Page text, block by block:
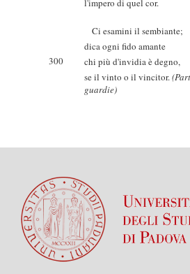
l'impero di quel cor.
Ci esamini il sembiante;
dica ogni fido amante
300
chi più d'invidia è degno,
se il vinto o il vincitor.
guardie)